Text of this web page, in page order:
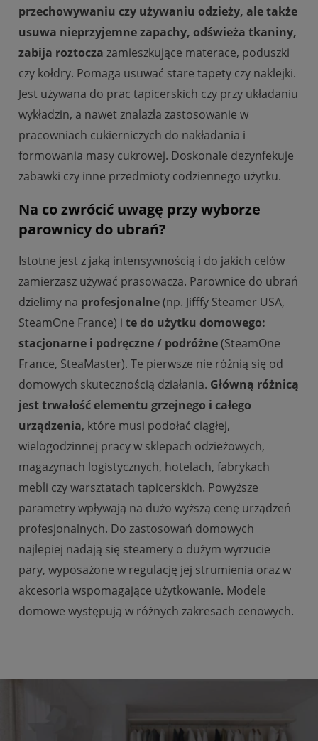
przechowywaniu czy używaniu odzieży, ale także
usuwa nieprzyjemne zapachy, odświeża tkaniny,
zabija roztocza zamieszkujące materace, poduszki
czy kołdry. Pomaga usuwać stare tapety czy naklejki.
Jest używana do prac tapicerskich czy przy układaniu
wykładzin, a nawet znalazła zastosowanie w
pracowniach cukierniczych do nakładania i
formowania masy cukrowej. Doskonale dezynfekuje
zabawki czy inne przedmioty codziennego użytku.
Na co zwrócić uwagę przy wyborze
parownicy do ubrań?
Istotne jest z jaką intensywnością i do jakich celów
zamierzasz używać prasowacza. Parownice do ubrań
dzielimy na profesjonalne(np. Jifffy Steamer USA,
SteamOne France) i te do użytku domowego:
stacjonarne i podręczne / podróżne(SteamOne
France, SteaMaster). Te pierwsze nie różnią się od
domowych skutecznością działania. Główną różnicą
jest trwałość elementu grzejnego i całego
urządzenia, które musi podołać ciągłej,
wielogodzinnej pracy w sklepach odzieżowych,
magazynach logistycznych, hotelach, fabrykach
mebli czy warsztatach tapicerskich. Powyższe
parametry wpływają na dużo wyższą cenę urządzeń
profesjonalnych. Do zastosowań domowych
najlepiej nadają się steamery o dużym wyrzucie
pary, wyposażone w regulację jej strumienia oraz w
akcesoria wspomagające użytkowanie. Modele
domowe występują w różnych zakresach cenowych.